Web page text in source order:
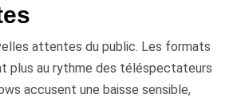
attentes du public. Les formats
plus au rythme des téléspectateurs
accusent une baisse sensible,